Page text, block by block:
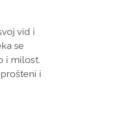
vid i
se
i milost.
i